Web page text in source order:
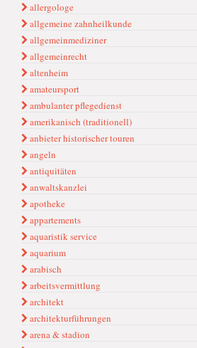
allergologe
allgemeine zahnheilkunde
allgemeinmediziner
allgemeinrecht
altenheim
amateursport
ambulanter pflegedienst
amerikanisch (traditionell)
anbieter historischer touren
angeln
antiquitäten
anwaltskanzlei
apotheke
appartements
aquaristik service
aquarium
arabisch
arbeitsvermittlung
architekt
architekturführungen
arena & stadion